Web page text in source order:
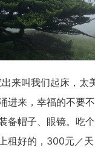
来叫我们起床，太
进来，幸福的不要
备帽子、眼镜。吃
租好的，300元／